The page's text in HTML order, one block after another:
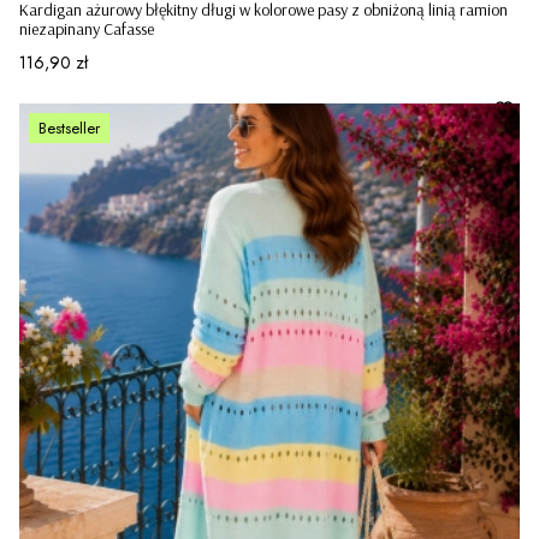
Kardigan ażurowy błękitny długi w kolorowe pasy z obniżoną linią ramion
niezapinany Cafasse
Cena
116,90 zł
Bestseller